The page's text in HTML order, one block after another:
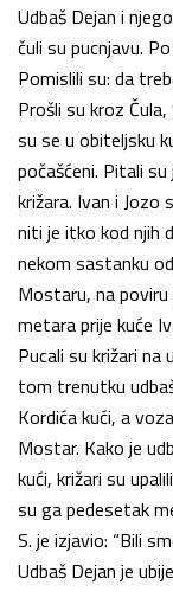
Udbaš Dejan i
čuli su pucnjavu.
Pomislili su: da
Prošli su kroz
su se u obiteljsku
počašćeni. Pitali
križara. Ivan i Jozo
niti je itko kod njih
nekom sastanku
Mostaru, na
metara prije kuće
Pucali su križari
tom trenutku
Kordića kući, a
Mostar. Kako je
kući, križari su
su ga pedesetak
S. je izjavio: “Bili
Udbaš Dejan je